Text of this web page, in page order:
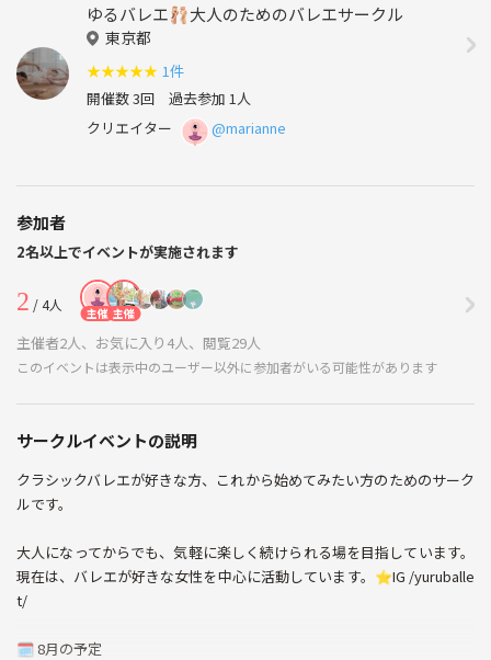
ゆるバレエ🩰大人のためのバレエサークル
東京都
★★★★★ 1件
開催数 3回 過去参加 1人
クリエイター
@marianne
参加者
2名以上でイベントが実施されます
2 / 4人 主催 主催
主催者2人、お気に入り4人、閲覧29人
このイベントは表示中のユーザー以外に参加者がいる可能性があります
サークルイベントの説明
クラシックバレエが好きな方、これから始めてみたい方のためのサーク
ルです。
大人になってからでも、気軽に楽しく続けられる場を目指しています。
現在は、バレエが好きな女性を中心に活動しています。⭐️IG /yuruballe
t/
🗓️ 8月の予定